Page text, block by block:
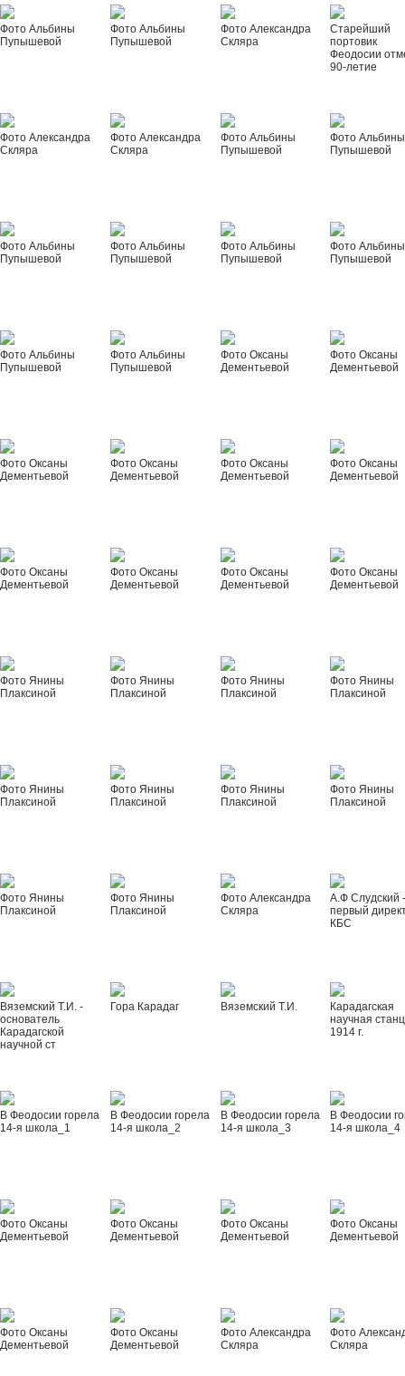
Фото Альбины
Пупышевой
Фото Альбины
Пупышевой
Фото Александра
Скляра
Старейший
портовик
Феодосии
90-летие
Фото Александра
Скляра
Фото Александра
Скляра
Фото Альбины
Пупышевой
Фото Альбины
Пупышевой
Фото Альбины
Пупышевой
Фото Альбины
Пупышевой
Фото Альбины
Пупышевой
Фото Альбины
Пупышевой
Фото Альбины
Пупышевой
Фото Альбины
Пупышевой
Фото Оксаны
Дементьевой
Фото Оксаны
Дементьевой
Фото Оксаны
Дементьевой
Фото Оксаны
Дементьевой
Фото Оксаны
Дементьевой
Фото Оксаны
Дементьевой
Фото Оксаны
Дементьевой
Фото Оксаны
Дементьевой
Фото Оксаны
Дементьевой
Фото Оксаны
Дементьевой
Фото Янины
Плаксиной
Фото Янины
Плаксиной
Фото Янины
Плаксиной
Фото Янины
Плаксиной
Фото Янины
Плаксиной
Фото Янины
Плаксиной
Фото Янины
Плаксиной
Фото Янины
Плаксиной
Фото Янины
Плаксиной
Фото Янины
Плаксиной
Фото Александра
Скляра
А.Ф Слудский
первый
КБС
Вяземский Т.И. -
основатель
Карадагской
научной ст
Гора Карадаг Вяземский Т.И.
Карадагская
научная
1914 г.
В Феодосии горела
14-я школа_1
В Феодосии горела
14-я школа_2
В Феодосии горела
14-я школа_3
В Феодосии
14-я школа_4
Фото Оксаны
Дементьевой
Фото Оксаны
Дементьевой
Фото Оксаны
Дементьевой
Фото Оксаны
Дементьевой
Фото Оксаны
Дементьевой
Фото Оксаны
Дементьевой
Фото Александра
Скляра
Фото
Скляра